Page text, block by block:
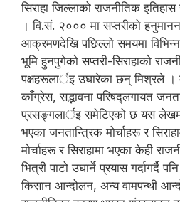
सिराहा जिल्लाको राजनीतिक
। वि.सं. २००० मा सप्तरीको
आक्रमणदेखि पछिल्लो समयमा
भूमि हुनपुगेको सप्तरी-सिराहाको
पक्षहरूलार्इ उघारेका छन् मिश्रले ।
काँग्रेस, सद्भावना परिषद्लगायत
प्रसङ्गलार्इ समेटिएको छ यस
भएका जनतान्त्रिक मोर्चाहरू र
मोर्चाहरू र सिराहामा भएका केही
भित्री पाटो उघार्ने प्रयास गर्दागर्दै
किसान आन्दोलन, अन्य वामपन्थी